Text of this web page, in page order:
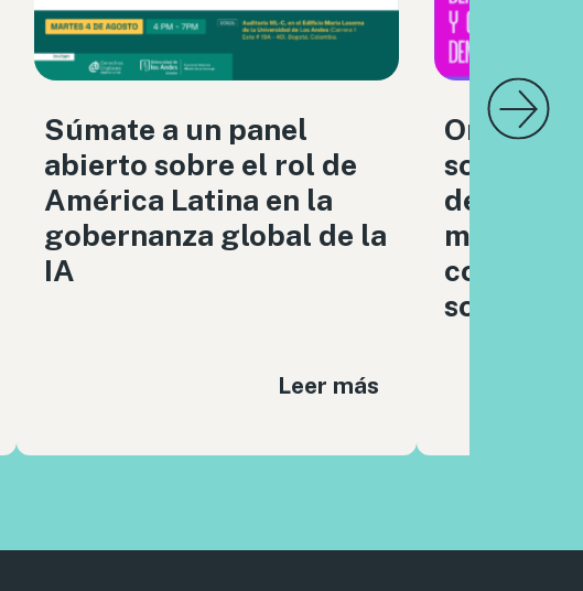
Súmate a un panel
abierto sobre el rol de
América Latina en la
gobernanza global de la
IA
Leer más
sociedad
sociales